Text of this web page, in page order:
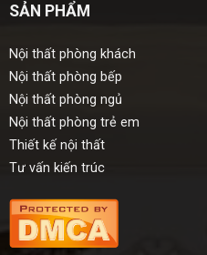
SẢN PHẨM
Nội thất phòng khách
Nội thất phòng bếp
Nội thất phòng ngủ
Nội thất phòng trẻ em
Thiết kế nội thất
Tư vấn kiến trúc